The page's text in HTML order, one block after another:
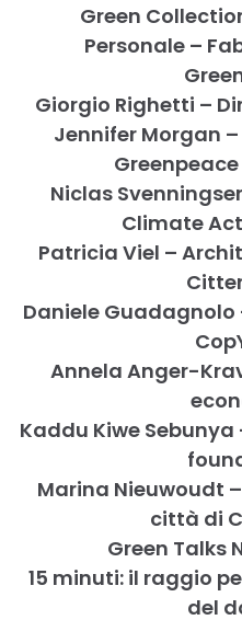
Green
Personale –
Giorgio Righetti –
Jennifer Morgan
Niclas
Climate
Patricia Viel –
Daniele
Annela Anger-
Kaddu Kiwe
Marina Nieuwoudt
città di
Green Talks
15 minuti: il raggio
del